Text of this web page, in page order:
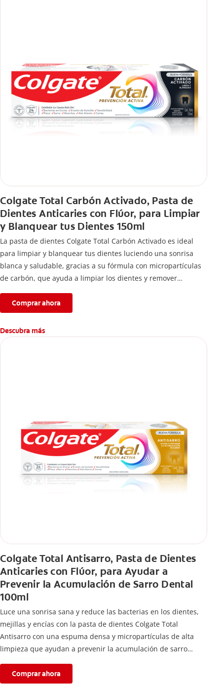
Colgate Total Carbón Activado, Pasta de
Dientes Anticaries con Flúor, para Limpiar
y Blanquear tus Dientes 150ml
La pasta de dientes Colgate Total Carbón Activado es ideal
para limpiar y blanquear tus dientes luciendo una sonrisa
blanca y saludable, gracias a su fórmula con micropartículas
de carbón, que ayuda a limpiar los dientes y remover
Comprar ahora
Descubra más
Colgate Total Antisarro, Pasta de Dientes
Anticaries con Flúor, para Ayudar a
Prevenir la Acumulación de Sarro Dental
100ml
Luce una sonrisa sana y reduce las bacterias en los dientes,
mejillas y encías con la pasta de dientes Colgate Total
Antisarro con una espuma densa y micropartículas de alta
limpieza que ayudan a prevenir la acumulación de sarro
Comprar ahora